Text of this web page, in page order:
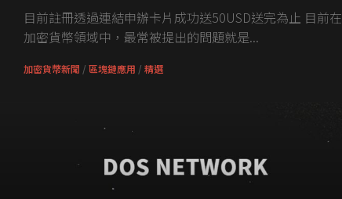
目前註冊透過連結申辦卡片成功送50USD送完為止 目前在
加密貨幣領域中，最常被提出的問題就是...
加密貨幣新聞 / 區塊鏈應用 / 精選